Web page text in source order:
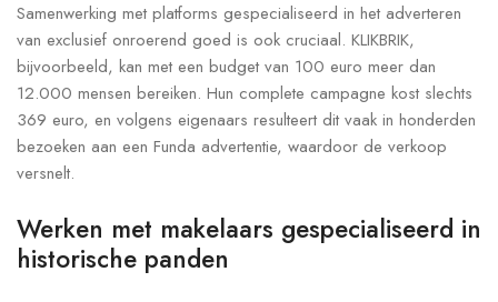
Samenwerking met platforms gespecialiseerd in het adverteren
van exclusief onroerend goed is ook cruciaal. KLIKBRIK,
bijvoorbeeld, kan met een budget van 100 euro meer dan
12.000 mensen bereiken. Hun complete campagne kost slechts
369 euro, en volgens eigenaars resulteert dit vaak in honderden
bezoeken aan een Funda advertentie, waardoor de verkoop
versnelt.
Werken met makelaars gespecialiseerd in
historische panden